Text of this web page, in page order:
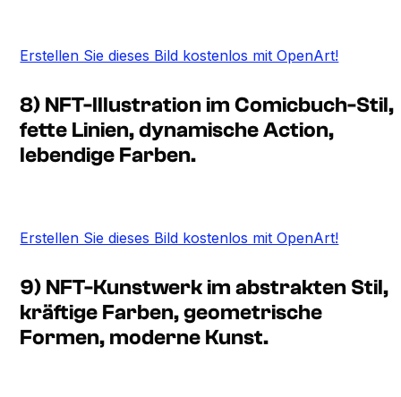
Erstellen Sie dieses Bild kostenlos mit OpenArt!
8) NFT-Illustration im Comicbuch-Stil,
fette Linien, dynamische Action,
lebendige Farben.
Erstellen Sie dieses Bild kostenlos mit OpenArt!
9) NFT-Kunstwerk im abstrakten Stil,
kräftige Farben, geometrische
Formen, moderne Kunst.